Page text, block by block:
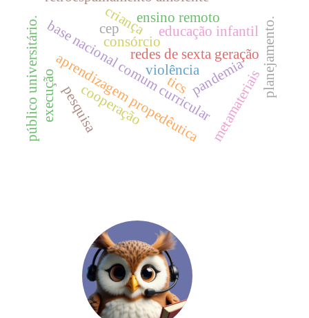
aprendizagem propedêutica
consórcio
base nacional comum curricular
criança educação infantil
violência metamateriais
redes de sexta geração
ensino remoto
pandemia
tics
cooperação
público universitário. cep
pesquisa
execução planejamento.